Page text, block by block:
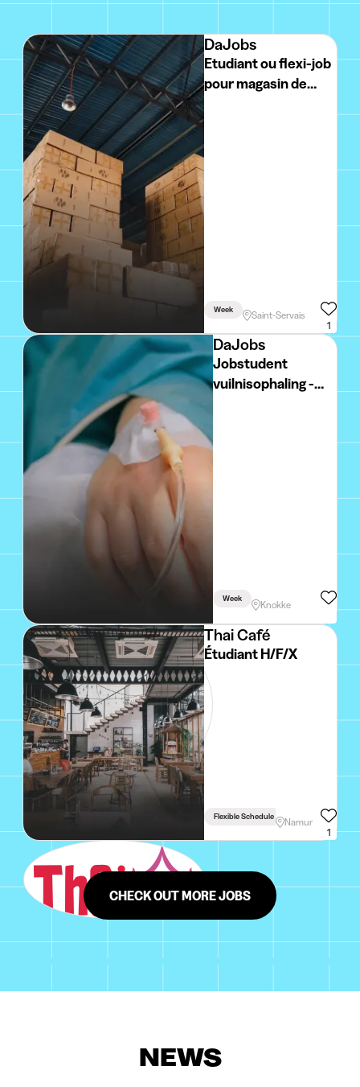
DaJobs
Etudiant ou flexi-job
pour magasin de
Week
Saint-Servais
1
DaJobs
Jobstudent
vuilnisophaling -
Week
Knokke
Thai Café
Étudiant H/F/X
Flexible Schedule Driving Licence
Namur
1
CHECK OUT MORE JOBS
NEWS